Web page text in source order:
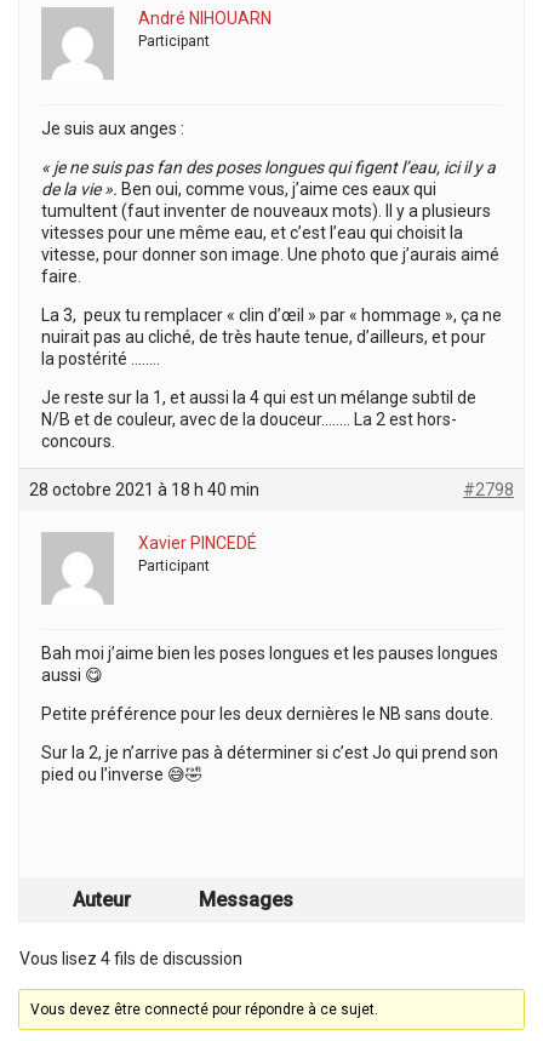
André NIHOUARN
Participant
Je suis aux anges :
« je ne suis pas fan des poses longues qui figent l’eau, ici il y a
de la vie ». Ben oui, comme vous, j’aime ces eaux qui
tumultent (faut inventer de nouveaux mots). Il y a plusieurs
vitesses pour une même eau, et c’est l’eau qui choisit la
vitesse, pour donner son image. Une photo que j’aurais aimé
faire.
La 3, peux tu remplacer « clin d’œil » par « hommage », ça ne
nuirait pas au cliché, de très haute tenue, d’ailleurs, et pour
la postérité ……..
Je reste sur la 1, et aussi la 4 qui est un mélange subtil de
N/B et de couleur, avec de la douceur…….. La 2 est hors-
concours.
28 octobre 2021 à 18 h 40 min #2798
Xavier PINCEDÉ
Participant
Bah moi j’aime bien les poses longues et les pauses longues
aussi 😋
Petite préférence pour les deux dernières le NB sans doute.
Sur la 2, je n’arrive pas à déterminer si c’est Jo qui prend son
pied ou l’inverse 😅🤣
Auteur Messages
Vous lisez 4 fils de discussion
Vous devez être connecté pour répondre à ce sujet.